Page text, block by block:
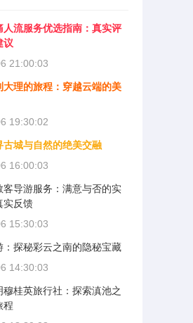
人流服务优选指南：真实评
议
21:00:03
大理的旅程：穿越云端的美
19:30:02
古城与自然的绝美交融
16:00:03
客导游服务：满意与否的实
实反馈
15:30:03
：探秘彩云之南的隐秘宝藏
14:30:03
穆桂英旅行社：探索滇池之
程